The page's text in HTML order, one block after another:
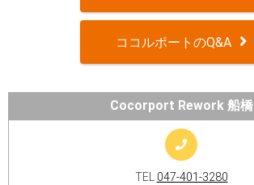
ココルポートのQ&A
Cocorport Rework 船橋
TEL 047-401-3280